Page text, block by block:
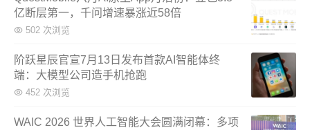
亿断层第一，千问增速暴涨近58倍
502 次浏览
阶跃星辰官宣7月13日发布首款AI智能体终
端：大模型公司造手机抢跑
452 次浏览
WAIC 2026 世界人工智能大会圆满闭幕：多项